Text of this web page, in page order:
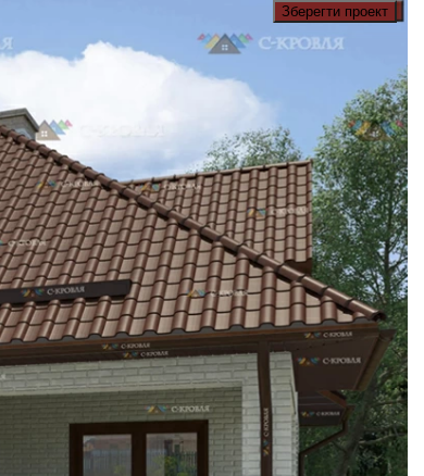
Зберегти проект